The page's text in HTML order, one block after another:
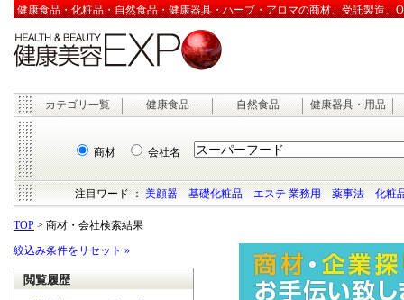
健康食品・化粧品・自然食品・健康器具・ハーブ・アロマの商材、受託製造、
カテゴリ一覧 健康食品 自然食品 健康器具・用品
商材 会社名
注目ワード ：美顔器 基礎化粧品 エステ 業務用 薬事法 化粧
TOP > 商材・会社検索結果
絞込み条件をリセット »
閲覧履歴